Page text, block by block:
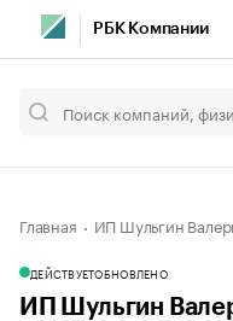
РБК Компании
Главная ИП Шульгин
ДЕЙСТВУЕТОБНОВЛЕНО
ИП Шульгин